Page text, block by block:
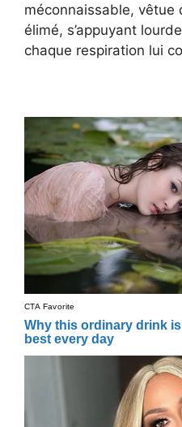
méconnaissable, vêtue
élimé, s’appuyant
chaque respiration lui